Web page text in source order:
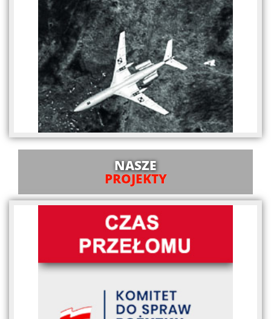
NASZE
PROJEKTY